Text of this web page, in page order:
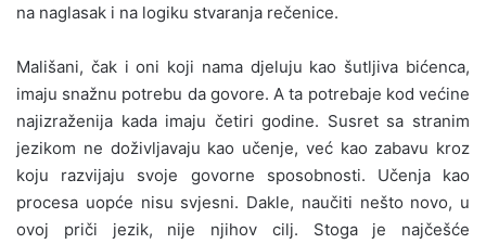
na naglasak i na logiku stvaranja rečenice.
Mališani, čak i oni koji nama djeluju kao šutljiva bićenca,
imaju snažnu potrebu da govore. A ta potrebaje kod većine
najizraženija kada imaju četiri godine. Susret sa stranim
jezikom ne doživljavaju kao učenje, već kao zabavu kroz
koju razvijaju svoje govorne sposobnosti. Učenja kao
procesa uopće nisu svjesni. Dakle, naučiti nešto novo, u
ovoj priči jezik, nije njihov cilj. Stoga je najčešće